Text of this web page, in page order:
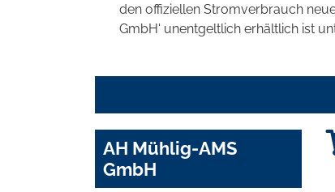
den offiziellen Stromverbrauch
GmbH' unentgeltlich erhältlich ist
AH Mühlig-AMS
GmbH